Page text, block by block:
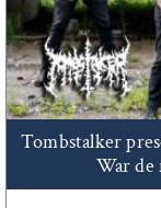
Tombstalker
War de